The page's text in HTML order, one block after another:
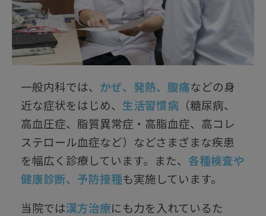
一般内科では、 かぜ、発熱、腹痛などの身
近な症状をはじめ、 生活習慣病 （糖尿病、
高血圧症、脂質異常症・高脂血症、高コレ
ステロール血症など）などさまざまな疾患
を幅広く診療しています。また、 各種検査や
健康診断、予防接種も実施しています。
当院では漢方治療にも力を入れているた